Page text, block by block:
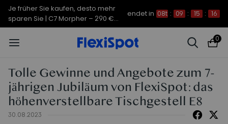
Je früher Sie kaufen, desto mehr
sparen Sie | C7 Morpher – 290 €
Rabatt
endet in 08t : 09 : 15 : 15
0
Tolle Gewinne und Angebote zum 7-
jährigen Jubiläum von FlexiSpot: das
höhenverstellbare Tischgestell E8
30.08.2023